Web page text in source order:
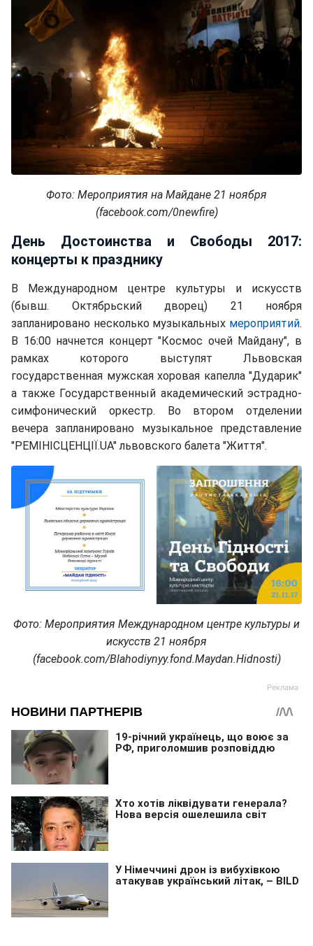
Фото: Мероприятия на Майдане 21 ноября
(facebook.com/0newfire)
День Достоинства и Свободы 2017:
концерты к празднику
В Международном центре культуры и искусств
(бывш. Октябрьский дворец) 21 ноября
запланировано несколько музыкальных мероприятий.
В 16:00 начнется концерт "Космос очей Майдану", в
рамках которого выступят Львовская
государственная мужская хоровая капелла "Дударик"
а также Государственный академический эстрадно-
симфонический оркестр. Во втором отделении
вечера запланировано музыкальное представление
"РЕМІНІСЦЕНЦІЇ.UA" львовского балета "Життя".
Фото: Мероприятия Международном центре культуры и
искусств 21 ноября
(facebook.com/Blahodiynyy.fond.Maydan.Hidnosti)